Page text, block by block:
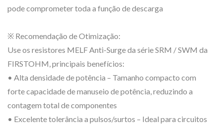
pode comprometer toda a função de descarga
※ Recomendação de Otimização:
Use os resistores MELF Anti-Surge da série SRM / SWM da
FIRSTOHM, principais benefícios:
• Alta densidade de potência – Tamanho compacto com
forte capacidade de manuseio de potência, reduzindo a
contagem total de componentes
• Excelente tolerância a pulsos/surtos – Ideal para circuitos